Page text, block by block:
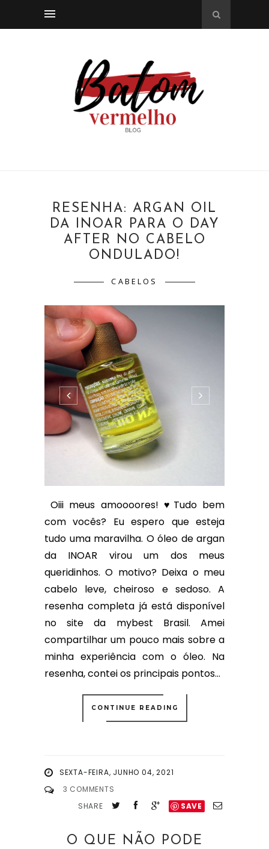
RESENHA: ARGAN OIL
DA INOAR PARA O DAY
AFTER NO CABELO
ONDULADO!
CABELOS
Oiii meus amoooores! ♥Tudo bem
com vocês? Eu espero que esteja
tudo uma maravilha. O óleo de argan
da INOAR virou um dos meus
queridinhos. O motivo? Deixa o meu
cabelo leve, cheiroso e sedoso. A
resenha completa já está disponível
no site da mybest Brasil. Amei
compartilhar um pouco mais sobre a
minha experiência com o óleo. Na
resenha, contei os principais pontos...
CONTINUE READING
SEXTA-FEIRA, JUNHO 04, 2021
3 COMMENTS
SHARE
SAVE
O QUE NÃO PODE